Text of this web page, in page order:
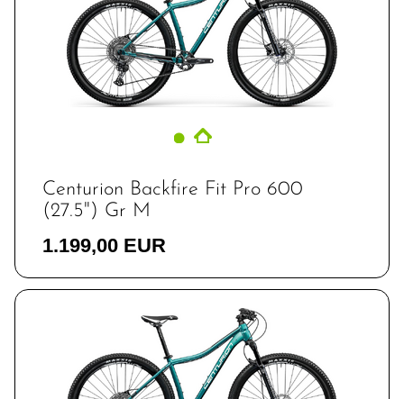
Centurion Backfire Fit Pro 600
(27.5") Gr M
1.199,00 EUR